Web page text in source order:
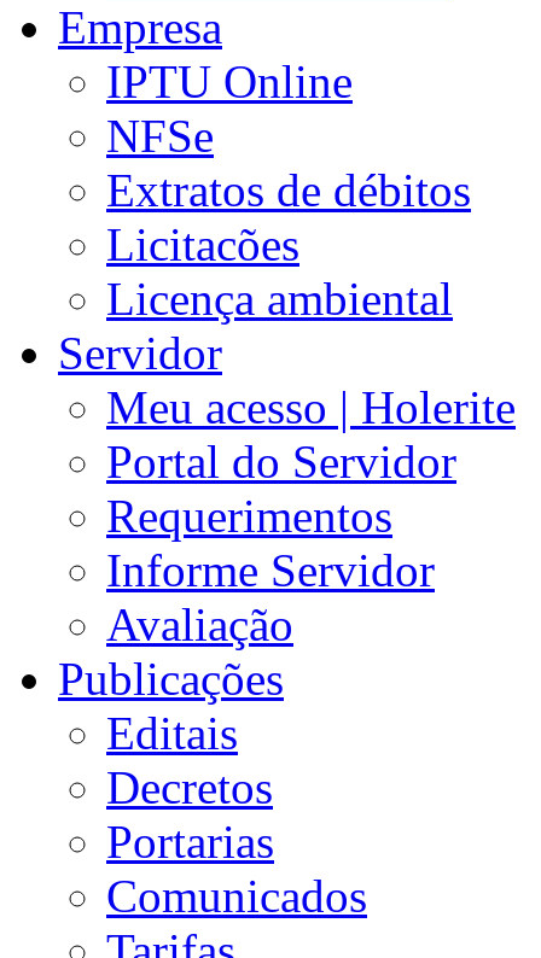
Empresa
IPTU Online
NFSe
Extratos de débitos
Licitacões
Licença ambiental
Servidor
Meu acesso | Holerite
Portal do Servidor
Requerimentos
Informe Servidor
Avaliação
Publicações
Editais
Decretos
Portarias
Comunicados